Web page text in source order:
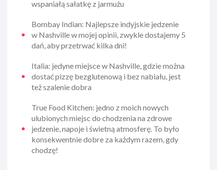
wspaniałą sałatkę z jarmużu
Bombay Indian: Najlepsze indyjskie jedzenie
w Nashville w mojej opinii, zwykle dostajemy 5
dań, aby przetrwać kilka dni!
Italia: jedyne miejsce w Nashville, gdzie można
dostać pizzę bezglutenową i bez nabiału, jest
też szalenie dobra
True Food Kitchen: jedno z moich nowych
ulubionych miejsc do chodzenia na zdrowe
jedzenie, napoje i świetną atmosferę. To było
konsekwentnie dobre za każdym razem, gdy
chodzę!